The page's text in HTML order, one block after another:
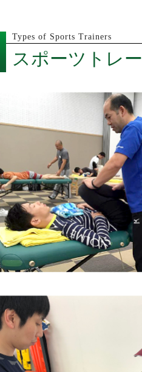
スポーツトレ
Types of Sports Trainers